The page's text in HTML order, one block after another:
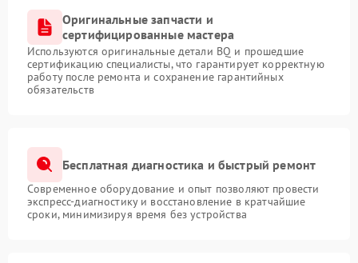
Оригинальные запчасти и
сертифицированные мастера
Используются оригинальные детали BQ и прошедшие
сертификацию специалисты, что гарантирует корректную
работу после ремонта и сохранение гарантийных
обязательств
Бесплатная диагностика и быстрый ремонт
Современное оборудование и опыт позволяют провести
экспресс-диагностику и восстановление в кратчайшие
сроки, минимизируя время без устройства